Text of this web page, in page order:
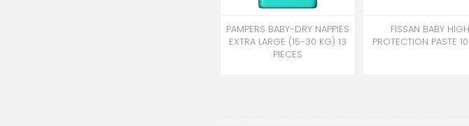
PAMPERS BABY-DRY NAPPIES
EXTRA LARGE (15-30 KG) 13
PIECES
FISSAN BABY HIGH
PROTECTION PASTE